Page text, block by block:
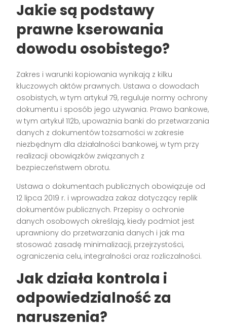
Jakie są podstawy
prawne kserowania
dowodu osobistego?
Zakres i warunki kopiowania wynikają z kilku
kluczowych aktów prawnych. Ustawa o dowodach
osobistych, w tym artykuł 79, reguluje normy ochrony
dokumentu i sposób jego używania. Prawo bankowe,
w tym artykuł 112b, upoważnia banki do przetwarzania
danych z dokumentów tożsamości w zakresie
niezbędnym dla działalności bankowej, w tym przy
realizacji obowiązków związanych z
bezpieczeństwem obrotu.
Ustawa o dokumentach publicznych obowiązuje od
12 lipca 2019 r. i wprowadza zakaz dotyczący replik
dokumentów publicznych. Przepisy o ochronie
danych osobowych określają, kiedy podmiot jest
uprawniony do przetwarzania danych i jak ma
stosować zasadę minimalizacji, przejrzystości,
ograniczenia celu, integralności oraz rozliczalności.
Jak działa kontrola i
odpowiedzialność za
naruszenia?